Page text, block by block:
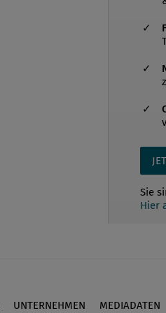
Sie
Hier
UNTERNEHMEN MEDIADATEN